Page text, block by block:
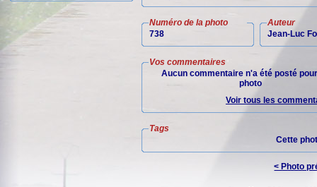
Numéro de la photo
738
Auteur
Jean-Luc
Vos commentaires
Aucun commentaire n'a été posté
photo
Voir tous les
Tags
Cette
< Photo